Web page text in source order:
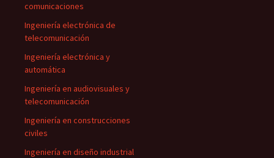
comunicaciones
Ingeniería electrónica de
telecomunicación
Ingeniería electrónica y
automática
Ingeniería en audiovisuales y
telecomunicación
Ingeniería en construcciones
civiles
Ingeniería en diseño industrial